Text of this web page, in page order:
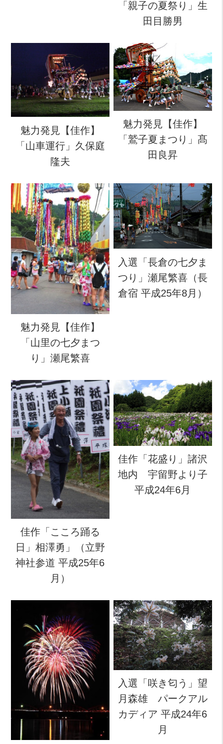
「親子の夏祭り」生
田目勝男
魅力発見【佳作】
「山車運行」久保庭
隆夫
魅力発見【佳作】
「鷲子夏まつり」髙
田良昇
魅力発見【佳作】
「山里の七夕まつ
り」瀬尾繁喜
入選「長倉の七夕ま
つり」瀬尾繁喜（長
倉宿 平成25年8月）
佳作「こころ踊る
日」相澤勇」（立野
神社参道 平成25年6
月）
佳作「花盛り」諸沢
地内 宇留野より子
平成24年6月
入選「咲き匂う」望
月森雄 パークアル
カディア 平成24年6
月